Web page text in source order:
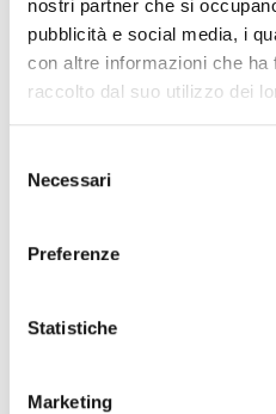
nostri partner che si
pubblicità e social media, i
con altre informazioni che ha
raccolto dal suo utilizzo dei
delNecessari
Preferenze
Statistiche
Marketing